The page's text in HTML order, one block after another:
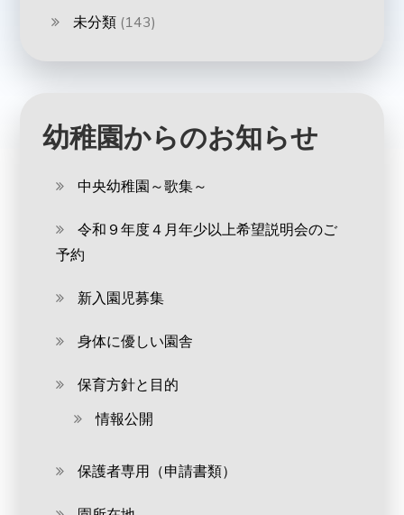
未分類 (143)
幼稚園からのお知らせ
中央幼稚園～歌集～
令和９年度４月年少以上希望説明会のご
予約
新入園児募集
身体に優しい園舎
保育方針と目的
情報公開
保護者専用（申請書類）